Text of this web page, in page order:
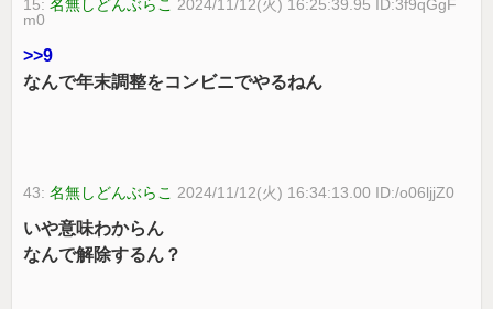
15:名無しどんぶらこ 2024/11/12(火) 16:25:39.95 ID:3f9qGgF
m0
>>9
なんで年末調整をコンビニでやるねん
43:名無しどんぶらこ 2024/11/12(火) 16:34:13.00 ID:/o06ljjZ0
いや意味わからん
なんで解除するん？